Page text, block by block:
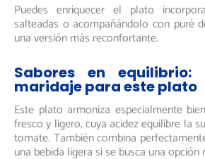
Puedes enriquecer el plato
salteadas o acompañándolo con puré
una versión más reconfortante.
Sabores en equilibrio:
maridaje para este plato
Este plato armoniza especialmente
fresco y ligero, cuya acidez equilibre la
tomate. También combina
una bebida ligera si se busca una